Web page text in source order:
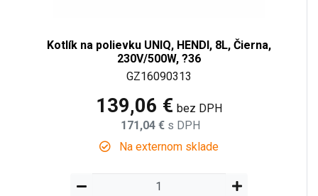
Kotlík na polievku UNIQ, HENDI, 8L, Čierna,
230V/500W, ?36
GZ16090313
139,06 € bez DPH
171,04 € s DPH
Na externom sklade